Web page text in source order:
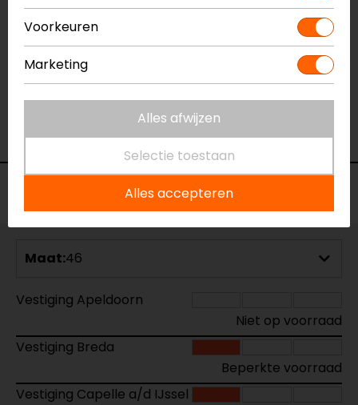
Kleur
Zwart-Wit-Antraciet
Aanritsbaar
Certificeringsklasse
AAA
Materiaal
Zomer
Ventilatie
Geperforeerd
Maat:46
Vestiging Apeldoorn
Niet op voorraad
Vestiging Breda
Beperkte voorraad
Vestiging Capelle a/d IJssel
Voorkeuren
Marketing
Alles afwijzen
Selectie toestaan
Alles accepteren